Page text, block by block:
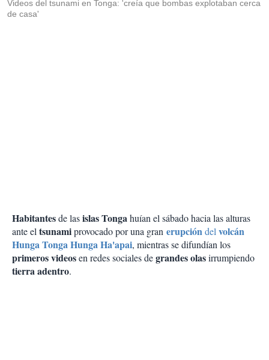
Videos del tsunami en Tonga: 'creía que bombas explotaban cerca
de casa'
Habitantesde lasislas Tongahuían el sábado hacia las alturas
ante eltsunamiprovocado por una gran erupcióndelvolcán
Hunga Tonga Hunga Ha'apai, mientras se difundían los
primeros videosen redes sociales degrandes olasirrumpiendo
tierra adentro.